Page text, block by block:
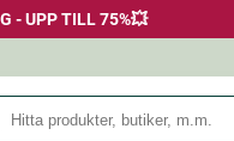
- UPP TILL 75%💥
på Hälsokraft